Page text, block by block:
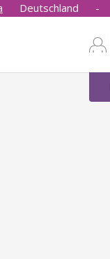
Deutschland -